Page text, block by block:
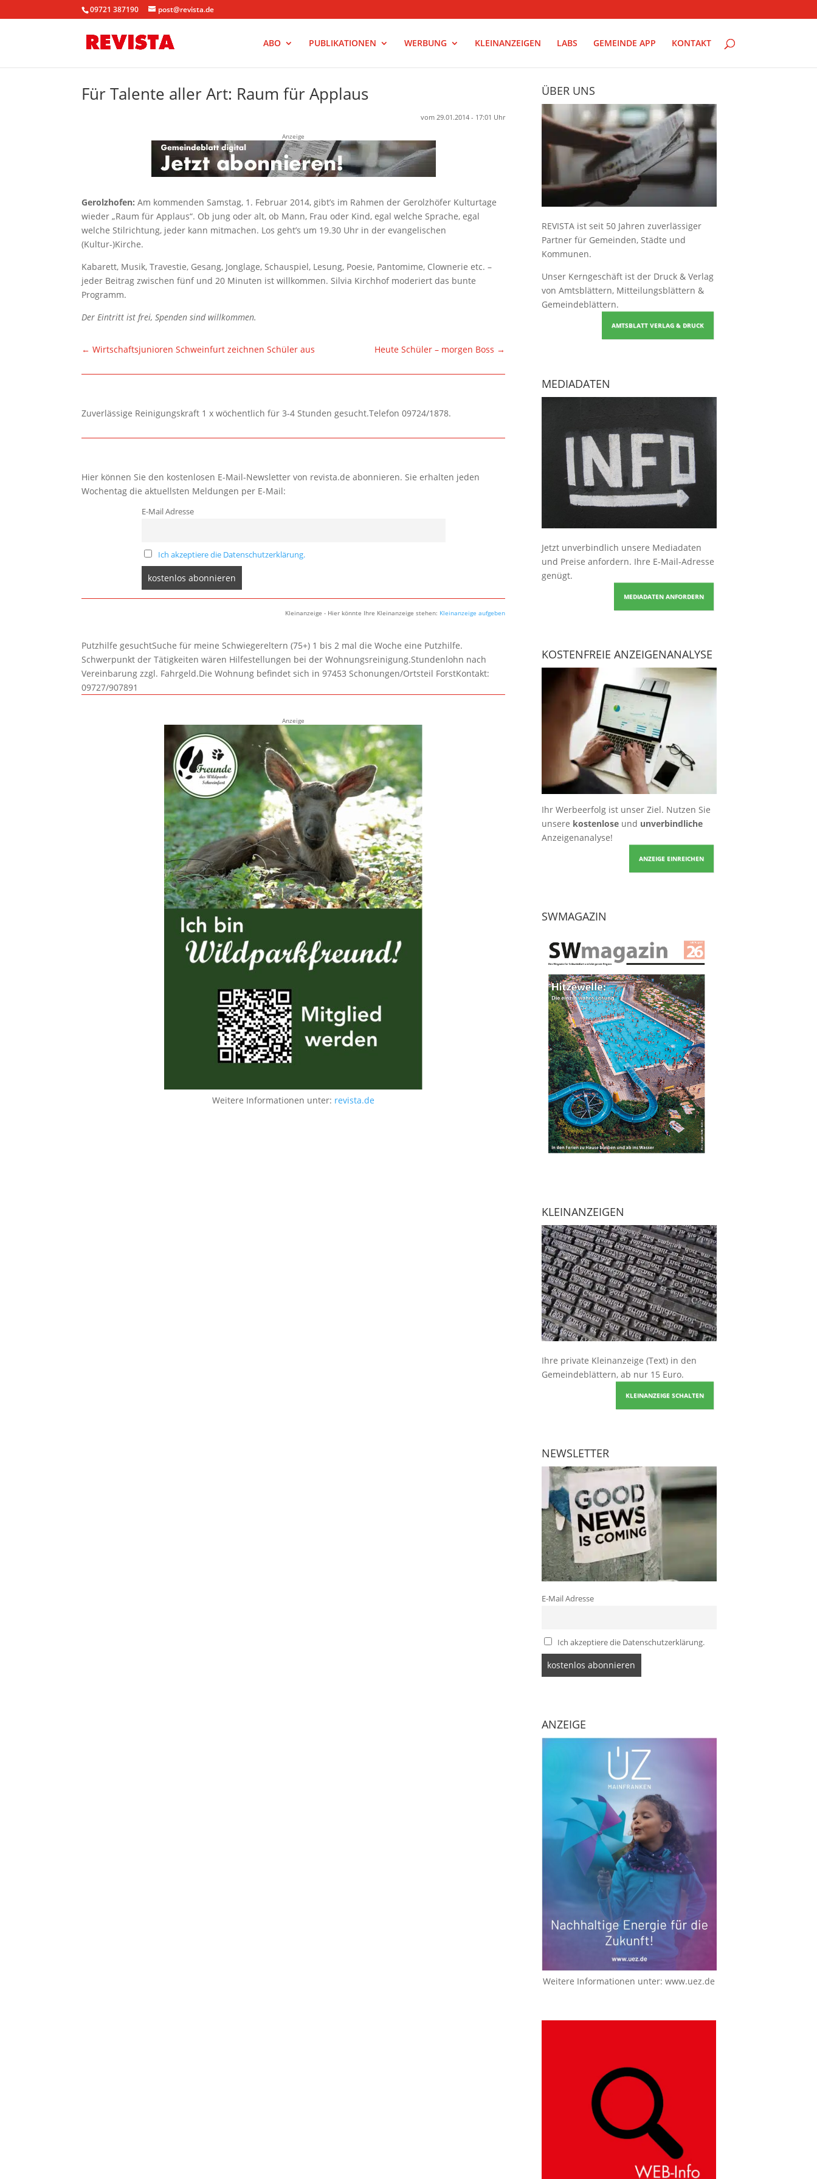
09721 387190 post@revista.de
ABO PUBLIKATIONEN WERBUNG KLEINANZEIGEN LABS GEMEINDE APP KONTAKT
Für Talente aller Art: Raum für Applaus
vom 29.01.2014 - 17:01 Uhr
Anzeige
Gerolzhofen: Am kommenden Samstag, 1. Februar 2014, gibt’s im Rahmen der Gerolzhöfer Kulturtage
wieder „Raum für Applaus“. Ob jung oder alt, ob Mann, Frau oder Kind, egal welche Sprache, egal
welche Stilrichtung, jeder kann mitmachen. Los geht’s um 19.30 Uhr in der evangelischen
(Kultur-)Kirche.
Kabarett, Musik, Travestie, Gesang, Jonglage, Schauspiel, Lesung, Poesie, Pantomime, Clownerie etc. –
jeder Beitrag zwischen fünf und 20 Minuten ist willkommen. Silvia Kirchhof moderiert das bunte
Programm.
Der Eintritt ist frei, Spenden sind willkommen.
←Wirtschaftsjunioren Schweinfurt zeichnen Schüler aus Heute Schüler – morgen Boss →
Zuverlässige Reinigungskraft 1 x wöchentlich für 3-4 Stunden gesucht.Telefon 09724/1878.
Hier können Sie den kostenlosen E-Mail-Newsletter von revista.de abonnieren. Sie erhalten jeden
Wochentag die aktuellsten Meldungen per E-Mail:
E-Mail Adresse
Ich akzeptiere die Datenschutzerklärung.
Kleinanzeige - Hier könnte Ihre Kleinanzeige stehen: Kleinanzeige aufgeben
Putzhilfe gesuchtSuche für meine Schwiegereltern (75+) 1 bis 2 mal die Woche eine Putzhilfe.
Schwerpunkt der Tätigkeiten wären Hilfestellungen bei der Wohnungsreinigung.Stundenlohn nach
Vereinbarung zzgl. Fahrgeld.Die Wohnung befindet sich in 97453 Schonungen/Ortsteil ForstKontakt:
09727/907891
Anzeige
Weitere Informationen unter: revista.de
ÜBER UNS
REVISTA ist seit 50 Jahren zuverlässiger
Partner für Gemeinden, Städte und
Kommunen.
Unser Kerngeschäft ist der Druck & Verlag
von Amtsblättern, Mitteilungsblättern &
Gemeindeblättern.
AMTSBLATT VERLAG & DRUCK
MEDIADATEN
Jetzt unverbindlich unsere Mediadaten
und Preise anfordern. Ihre E-Mail-Adresse
genügt.
MEDIADATEN ANFORDERN
KOSTENFREIE ANZEIGENANALYSE
Ihr Werbeerfolg ist unser Ziel. Nutzen Sie
unsere kostenloseund unverbindliche
Anzeigenanalyse!
ANZEIGE EINREICHEN
SWMAGAZIN
KLEINANZEIGEN
Ihre private Kleinanzeige (Text) in den
Gemeindeblättern, ab nur 15 Euro.
KLEINANZEIGE SCHALTEN
NEWSLETTER
E-Mail Adresse
Ich akzeptiere die Datenschutzerklärung.
ANZEIGE
Weitere Informationen unter:www.uez.de